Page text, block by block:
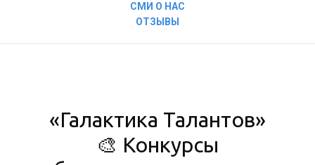
СМИ О НАС
ОТЗЫВЫ
«Галактика Талантов»
🎨 Конкурсы